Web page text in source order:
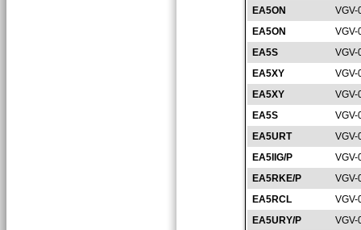
EA5ON
VGV-
EA5ON
VGV-
EA5S
VGV-
EA5XY
VGV-
EA5XY
VGV-
EA5S
VGV-
EA5URT
VGV-
EA5IIG/P
VGV-
EA5RKE/P
VGV-
EA5RCL
VGV-
EA5URY/P
VGV-